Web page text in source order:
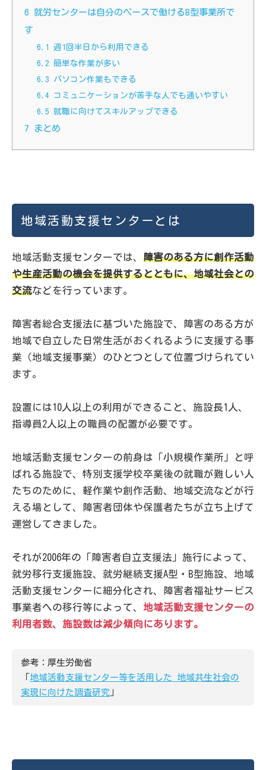
6 就労センターは自分のペースで働けるB型事業所で
す
6.1
週1回半日から利用できる
6.2 簡単な作業が多い
6.3 パソコン作業もできる
6.4 コミュニケーションが苦手な人でも通いやすい
6.5 就職に向けてスキルアップできる
7 まとめ
地域活動支援センターとは
地域活動支援センターでは、 障害のある方に創作活動
や生産活動の機会を提供するとともに、地域社会との
交流などを行っています。
障害者総合支援法に基づいた施設で、障害のある方が
地域で自立した日常生活がおくれるように支援する事
業（地域支援事業）のひとつとして位置づけられてい
ます。
設置には10人以上の利用ができること、施設長1人、
指導員2人以上の職員の配置が必要です。
地域活動支援センターの前身は「小規模作業所」と呼
ばれる施設で、特別支援学校卒業後の就職が難しい人
たちのために、軽作業や創作活動、地域交流などが行
える場として、障害者団体や保護者たちが立ち上げて
運営してきました。
それが2006年の「障害者自立支援法」施行によって、
就労移行支援施設、就労継続支援A型・B型施設、地域
活動支援センターに細分化され、障害者福祉サービス
事業者への移行等によって、 地域活動支援センターの
利用者数、施設数は減少傾向にあります。
参考：厚生労働省
「 地域活動支援センター等を活用した 地域共生社会の
実現に向けた調査研究 」